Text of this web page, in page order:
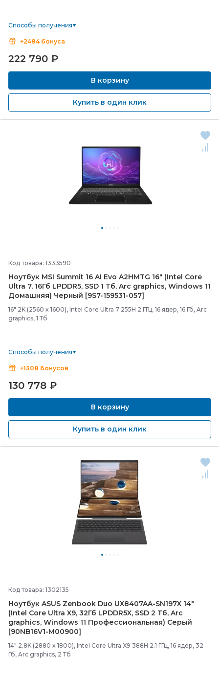
Способы получения
+2484 бонуса
222 790 ₽
В корзину
Купить в один клик
Код товара: 1333590
Ноутбук MSI Summit 16 AI Evo A2HMTG 16" (Intel Core
Ultra 7, 16Гб LPDDR5, SSD 1 Тб, Arc graphics, Windows 11
Домашняя) Черный [9S7-159531-057]
16" 2K (2560 x 1600), Intel Core Ultra 7 255H 2 ГГц, 16 ядер, 16 Гб, Arc
graphics, 1 Тб
Способы получения
+1308 бонусов
130 778 ₽
В корзину
Купить в один клик
Код товара: 1302135
Ноутбук ASUS Zenbook Duo UX8407AA-SN197X 14"
(Intel Core Ultra X9, 32Гб LPDDR5X, SSD 2 Тб, Arc
graphics, Windows 11 Профессиональная) Серый
[90NB16V1-M00900]
14" 2.8K (2880 x 1800), Intel Core Ultra X9 388H 2.1 ГГц, 16 ядер, 32
Гб, Arc graphics, 2 Тб